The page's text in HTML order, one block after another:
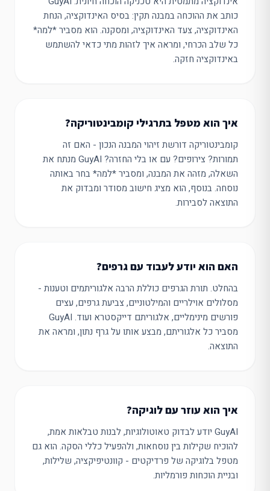
כותב את ההוכחה במבנה תקין: בסיס האינדוקציה, הנחת
האינדוקציה, צעד האינדוקציה, ומסקנה. הוא מסביר *למה*
כל שלב הכרחי, ומראה איך לזהות מתי כדאי להשתמש
באינדוקציה חזקה.
איך הוא מטפל בתרגילי קומבינטוריקה?
קומבינטוריקה דורשת זיהוי המבנה הנכון - האם זה
תמורות? צירופים? עם או בלי החזרה? GuyAI מנתח את
השאלה, מזהה את המבנה, ומסביר *למה* בחר באותה
נוסחה. בנוסף, הוא מציג חישוב מסודר ומבדוק את
התוצאה לסבירות.
האם הוא יודע לעבוד עם גרפים?
בהחלט. תורת הגרפים כוללת הרבה אלגוריתמים וטענות -
מסלולים אוילריים והמילטוניים, צביעת גרפים, עצים
פורשים מינימליים, אלגוריתם דייקסטרא ועוד. GuyAI
מסביר כל אלגוריתם, מבצע אותו על גרף נתון, ומראה את
התוצאה.
איך הוא עוזר עם לוגיקה?
GuyAI יודע לבדוק טאוטולוגיות, לבנות טבלאות אמת,
להוכיח שקילות בין נוסחאות, ולהפעיל כללי הסקה. הוא גם
מטפל בלוגיקה של פרדיקטים - קוונטיפיקציה, שלילות,
ובניית הוכחות פורמליות.